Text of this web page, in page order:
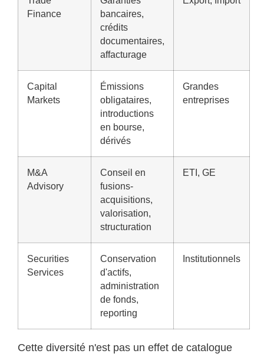
Finance
bancaires,
crédits
documentaires,
affacturage
Capital
Markets
Émissions
obligataires,
introductions
en bourse,
dérivés
Grandes
entreprises
M&A
Advisory
Conseil en
fusions-
acquisitions,
valorisation,
structuration
ETI, GE
Securities
Services
Conservation
d'actifs,
administration
de fonds,
reporting
Institutionnels
Cette diversité n'est pas un effet de catalogue